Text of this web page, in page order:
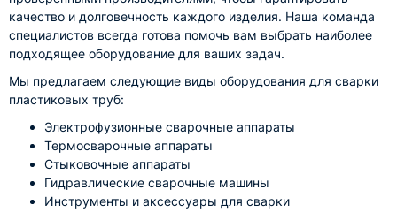
качество и долговечность каждого изделия. Наша команда
специалистов всегда готова помочь вам выбрать наиболее
подходящее оборудование для ваших задач.
Мы предлагаем следующие виды оборудования для сварки
пластиковых труб:
Электрофузионные сварочные аппараты
Термосварочные аппараты
Стыковочные аппараты
Гидравлические сварочные машины
Инструменты и аксессуары для сварки